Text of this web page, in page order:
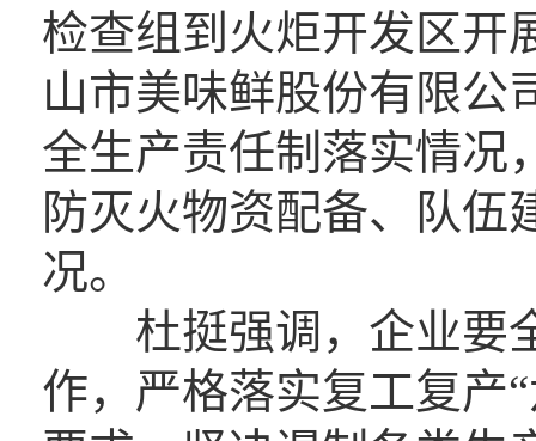
检查组到火炬开发区开
山市美味鲜股份有限公
全生产责任制落实情况
防灭火物资配备、队伍
况。
杜挺强调，企业要
作，严格落实复工复产